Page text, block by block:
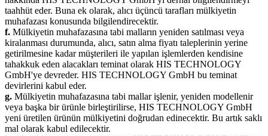
taahhüt eder. Buna ek olarak, alıcı üçüncü tarafları mülkiyetin
muhafazası konusunda bilgilendirecektir.
f. Mülkiyetin muhafazasına tabi malların yeniden satılması veya
kiralanması durumunda, alıcı, satın alma fiyatı taleplerinin yerine
getirilmesine kadar müşterileri ile yapılan işlemlerden kendisine
tahakkuk eden alacakları teminat olarak HIS TECHNOLOGY
GmbH'ye devreder. HIS TECHNOLOGY GmbH bu teminat
devirlerini kabul eder.
g. Mülkiyetin muhafazasına tabi mallar işlenir, yeniden modellenir
veya başka bir ürünle birleştirilirse, HIS TECHNOLOGY GmbH
yeni üretilen ürünün mülkiyetini doğrudan edinecektir. Bu artık saklı
mal olarak kabul edilecektir.